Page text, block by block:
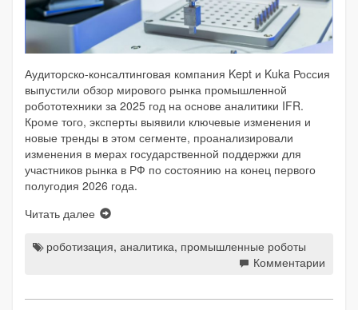
Аудиторско-консалтинговая компания Kept и Kuka Россия
выпустили обзор мирового рынка промышленной
робототехники за 2025 год на основе аналитики IFR.
Кроме того, эксперты выявили ключевые изменения и
новые тренды в этом сегменте, проанализировали
изменения в мерах государственной поддержки для
участников рынка в РФ по состоянию на конец первого
полугодия 2026 года.
Читать далее
роботизация, аналитика, промышленные роботы
Комментарии